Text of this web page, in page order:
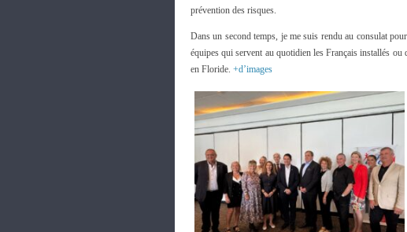
prévention des risques.
Dans un second temps, je me suis rendu au consulat
équipes qui servent au quotidien les Français installés ou
en Floride. +d’images